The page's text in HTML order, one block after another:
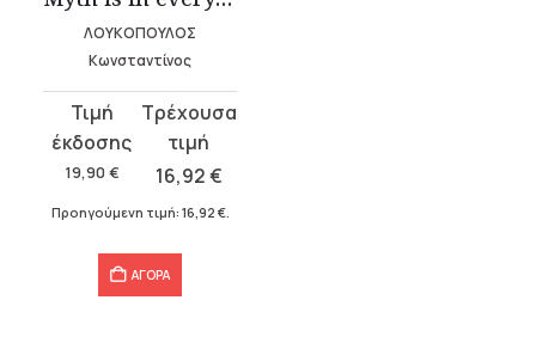
ΛΟΥΚΟΠΟΥΛΟΣ
Κωνσταντίνος
19,90 €
Original
price
was:
19,90 €.
16,92€
τρέχουσα
τιμή
Προηγούμενη τιμή: 16,92 €.
ΑΓΟΡΑ